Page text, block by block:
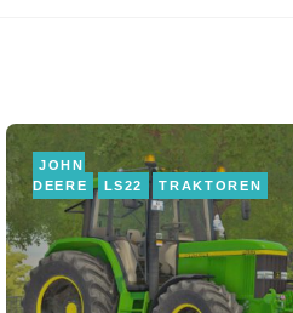
JOHN
DEERE
LS22 TRAKTOREN